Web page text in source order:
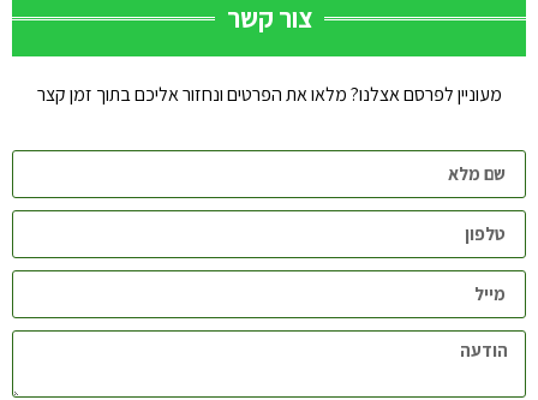
צור קשר
מעוניין לפרסם אצלנו? מלאו את הפרטים ונחזור אליכם בתוך זמן קצר